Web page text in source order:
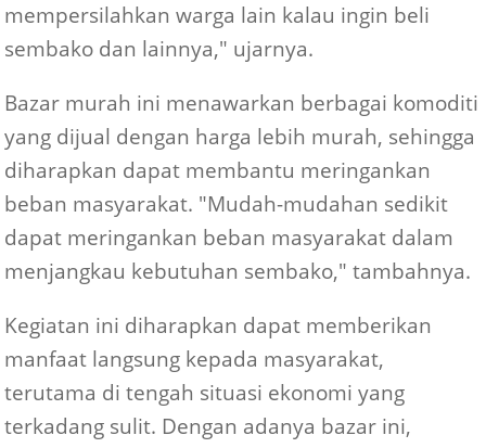
mempersilahkan warga lain kalau ingin beli
sembako dan lainnya," ujarnya.
Bazar murah ini menawarkan berbagai komoditi
yang dijual dengan harga lebih murah, sehingga
diharapkan dapat membantu meringankan
beban masyarakat. "Mudah-mudahan sedikit
dapat meringankan beban masyarakat dalam
menjangkau kebutuhan sembako," tambahnya.
Kegiatan ini diharapkan dapat memberikan
manfaat langsung kepada masyarakat,
terutama di tengah situasi ekonomi yang
terkadang sulit. Dengan adanya bazar ini,